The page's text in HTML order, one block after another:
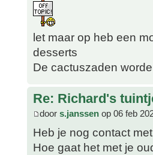
let maar op heb een
desserts
De cactuszaden
Re: Richard's
door s.janssen op 06 feb
Heb je nog contact
Hoe gaat het met je